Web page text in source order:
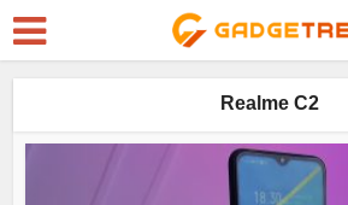
Realme C2